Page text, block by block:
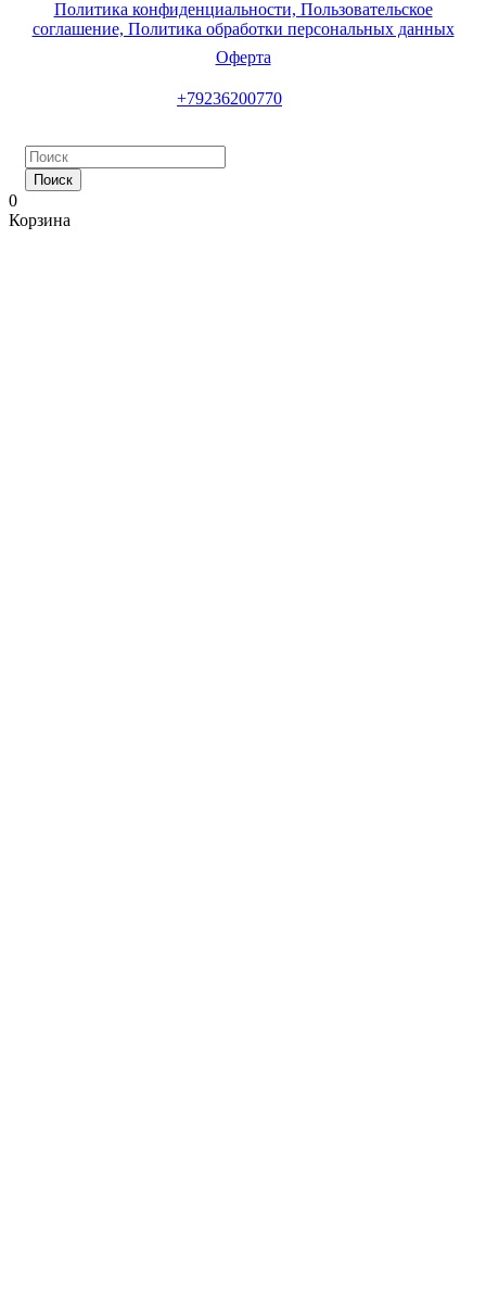
Политика конфиденциальности, Пользовательское
соглашение, Политика обработки персональных данных
Оферта
+79236200770
Поиск
0
Корзина